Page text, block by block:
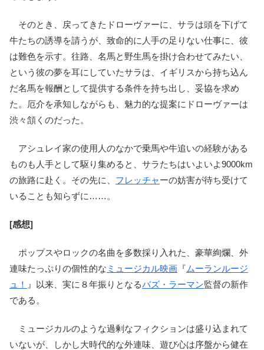
そのとき、戻ってきたドローヴァーに、サラは頭を下げて
牛たちの誘導を請うが、致命的に人手の足りない仕事に、彼
は難色を示す。往路、名馬と野生馬を掛け合わせてみたい、
という彼の夢を耳にしていたサラは、イギリスから持ち込ん
だ名馬を報酬として提供する条件を持ち出し、妥協を求め
た。厄介を承知しながらも、魅力的な提案にドローヴァーは
渋々頷くのだった。
アシュレイ家の使用人のなかで乗馬や牛追いの経験がある
ものも人手として駆り集めると、サラたちはいよいよ9000km
の旅路に赴く。その先に、 フレッチャーの妨害が待ち受けて
いることも知らずに……。
[感想]
ポップスやロックの名曲を多数採り入れた、豪華絢爛、外
連味たっぷりの個性的な ミュージカル映画 『 ムーランルージ
ュ！ 』以来、実に８年振りとなるバズ・ラーマン監督の新作
である。
ミュージカルのような過剰なフィクションは盛り込まれて
いないが、しかし大時代的な外連味、遊び心は序盤から健在